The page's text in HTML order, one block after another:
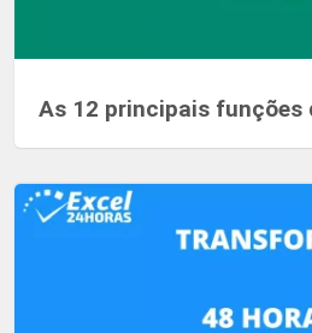
As 12 principais funções